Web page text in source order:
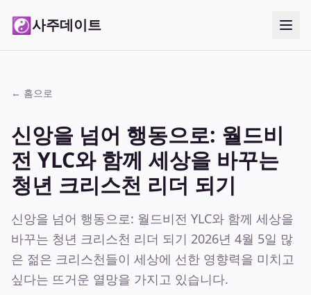
☯사주데이트
← 홈으로
신앙을 넘어 행동으로: 월드비
전 YLC와 함께 세상을 바꾸는
청년 크리스천 리더 되기
신앙을 넘어 행동으로: 월드비전 YLC와 함께 세상을
바꾸는 청년 크리스천 리더 되기 2026년 4월 5일 많
은 젊은 크리스천들이 세상에 선한 영향력을 미치고
싶다는 뜨거운 열망을 가지고 있습니다.